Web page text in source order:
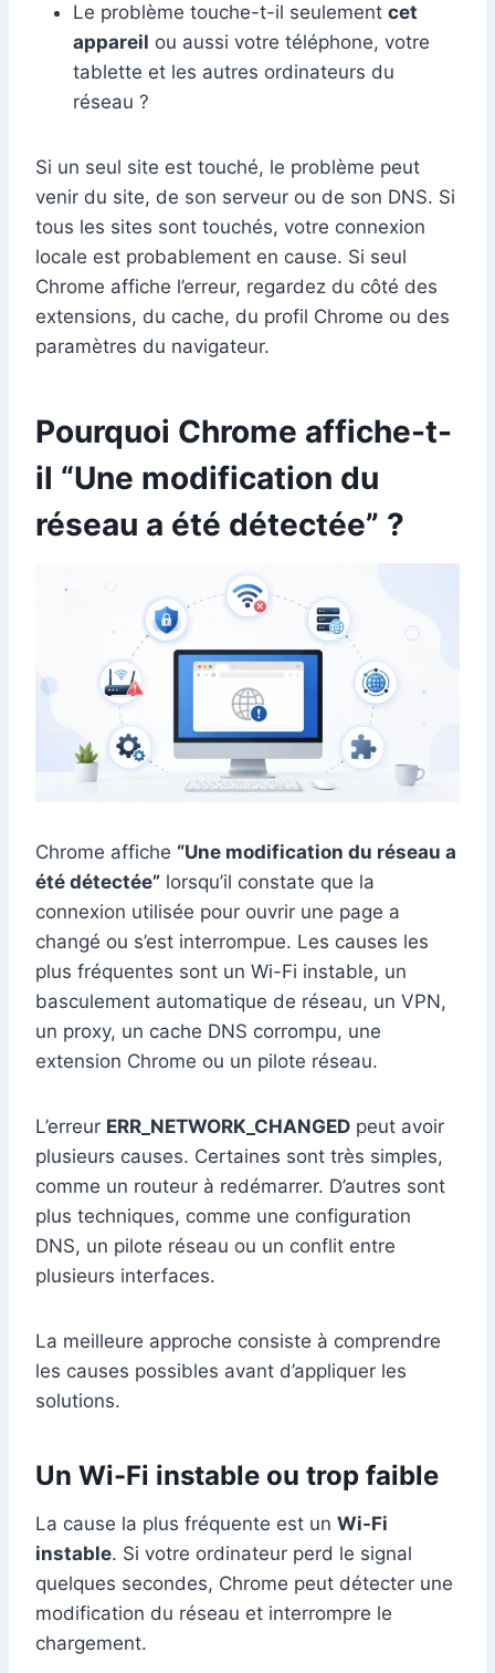
Le problème touche-t-il seulement cet
appareil ou aussi votre téléphone, votre
tablette et les autres ordinateurs du
réseau ?
Si un seul site est touché, le problème peut
venir du site, de son serveur ou de son DNS. Si
tous les sites sont touchés, votre connexion
locale est probablement en cause. Si seul
Chrome affiche l’erreur, regardez du côté des
extensions, du cache, du profil Chrome ou des
paramètres du navigateur.
Pourquoi Chrome affiche-t-
il “Une modification du
réseau a été détectée” ?
Chrome affiche “Une modification du réseau a
été détectée” lorsqu’il constate que la
connexion utilisée pour ouvrir une page a
changé ou s’est interrompue. Les causes les
plus fréquentes sont un Wi-Fi instable, un
basculement automatique de réseau, un VPN,
un proxy, un cache DNS corrompu, une
extension Chrome ou un pilote réseau.
L’erreur ERR_NETWORK_CHANGED peut avoir
plusieurs causes. Certaines sont très simples,
comme un routeur à redémarrer. D’autres sont
plus techniques, comme une configuration
DNS, un pilote réseau ou un conflit entre
plusieurs interfaces.
La meilleure approche consiste à comprendre
les causes possibles avant d’appliquer les
solutions.
Un Wi-Fi instable ou trop faible
La cause la plus fréquente est un Wi-Fi
instable. Si votre ordinateur perd le signal
quelques secondes, Chrome peut détecter une
modification du réseau et interrompre le
chargement.